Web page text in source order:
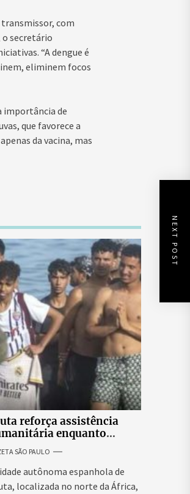
com
o secretário
“A dengue é
eliminem focos
importância de
que favorece a
da vacina, mas
NEXT POST
reforça assistência
enquanto
busca evitar nova
migratória
SÃO PAULO
autônoma espanhola de
localizada no norte da África,